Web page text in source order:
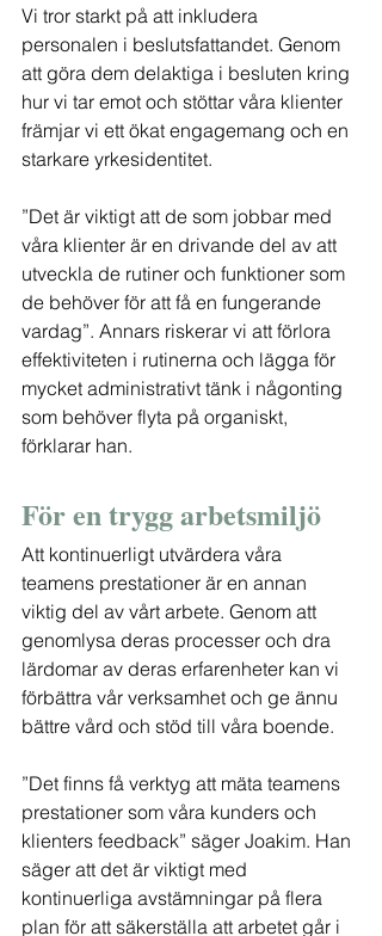
Vi tror starkt på att inkludera
personalen i beslutsfattandet. Genom
att göra dem delaktiga i besluten kring
hur vi tar emot och stöttar våra klienter
främjar vi ett ökat engagemang och en
starkare yrkesidentitet.
”Det är viktigt att de som jobbar med
våra klienter är en drivande del av att
utveckla de rutiner och funktioner som
de behöver för att få en fungerande
vardag”. Annars riskerar vi att förlora
effektiviteten i rutinerna och lägga för
mycket administrativt tänk i någonting
som behöver flyta på organiskt,
förklarar han.
För en trygg arbetsmiljö
Att kontinuerligt utvärdera våra
teamens prestationer är en annan
viktig del av vårt arbete. Genom att
genomlysa deras processer och dra
lärdomar av deras erfarenheter kan vi
förbättra vår verksamhet och ge ännu
bättre vård och stöd till våra boende.
”Det finns få verktyg att mäta teamens
prestationer som våra kunders och
klienters feedback” säger Joakim. Han
säger att det är viktigt med
kontinuerliga avstämningar på flera
plan för att säkerställa att arbetet går i